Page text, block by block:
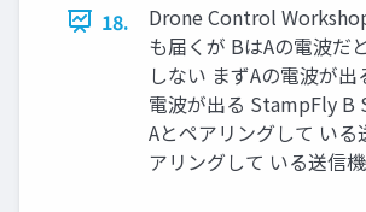
18.
Drone Control
も届くが BはAの電波だ
しない まずAの電波が出
電波が出る StampFly B
Aとペアリングして いる
アリングして いる送信